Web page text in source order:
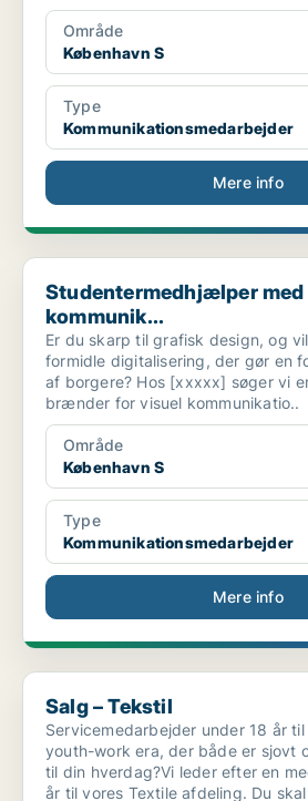
Område
København S
Type
Kommunikationsmedarbejder
Mere info
Studentermedhjælper med flair for
Studentermedhjælper
kommunik...
Er du skarp til grafisk design, og
formidle digitalisering, der gør en
af borgere? Hos [xxxxx] søger vi
brænder for visuel kommunikatio..
Område
København S
Type
Kommunikationsmedarbejder
Mere info
Salg – Tekstil
Salg – Tekstil
Servicemedarbejder under 18 år
youth-work era, der både er sjovt
til din hverdag?Vi leder efter en
år til vores Textile afdeling. Du